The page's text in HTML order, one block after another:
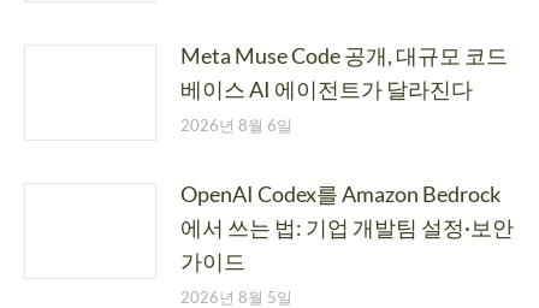
Meta Muse Code 공개, 대규모 코드
베이스 AI 에이전트가 달라진다
2026년 8월 6일
OpenAI Codex를 Amazon Bedrock
에서 쓰는 법: 기업 개발팀 설정·보안
가이드
2026년 8월 5일